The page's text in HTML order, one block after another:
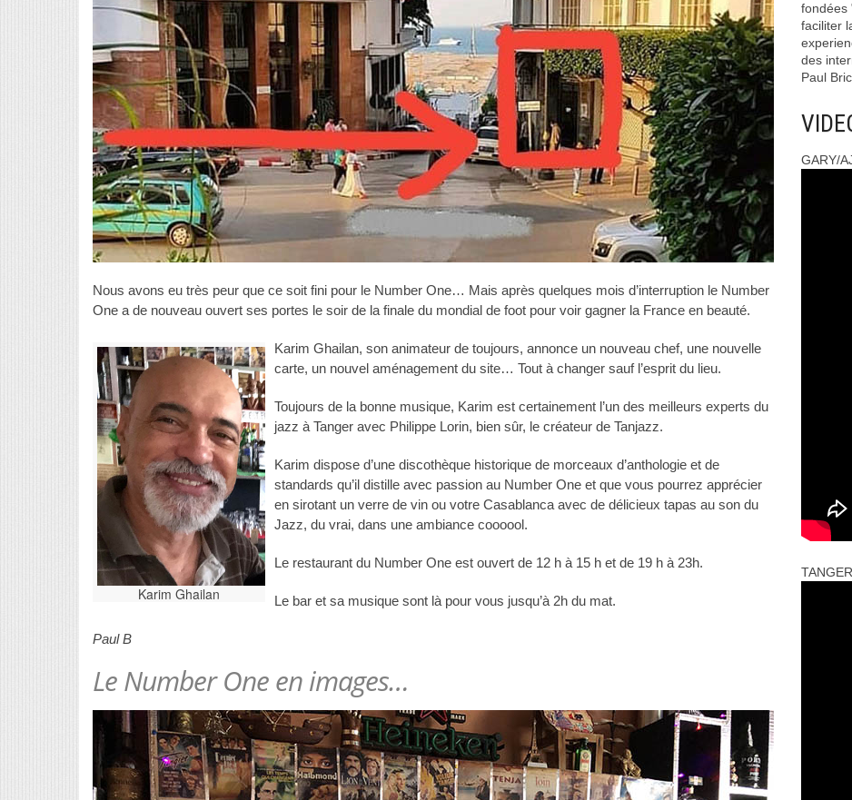
Nous avons eu très peur que ce soit fini pour le Number One… Mais après quelques mois d’interruption le Number
One a de nouveau ouvert ses portes le soir de la finale du mondial de foot pour voir gagner la France en beauté.
Karim Ghailan
Karim Ghailan, son animateur de toujours, annonce un nouveau chef, une nouvelle
carte, un nouvel aménagement du site… Tout à changer sauf l’esprit du lieu.
Toujours de la bonne musique, Karim est certainement l’un des meilleurs experts du
jazz à Tanger avec Philippe Lorin, bien sûr, le créateur de Tanjazz.
Karim dispose d’une discothèque historique de morceaux d’anthologie et de
standards qu’il distille avec passion au Number One et que vous pourrez apprécier
en sirotant un verre de vin ou votre Casablanca avec de délicieux tapas au son du
Jazz, du vrai, dans une ambiance coooool.
Le restaurant du Number One est ouvert de 12 h à 15 h et de 19 h à 23h.
Le bar et sa musique sont là pour vous jusqu’à 2h du mat.
Paul B
Le Number One en images…
fondées
faciliter
des
Paul
GARY/